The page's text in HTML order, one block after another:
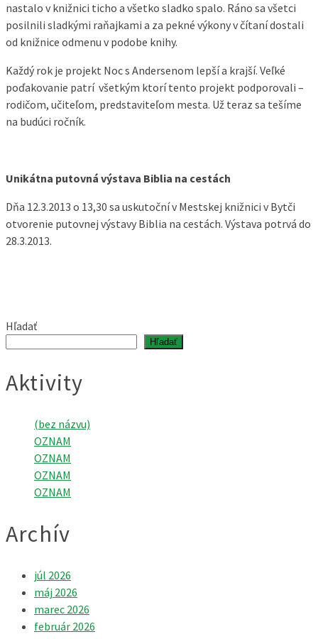
nastalo v knižnici ticho a všetko sladko spalo. Ráno sa všetci
posilnili sladkými raňajkami a za pekné výkony v čítaní dostali
od knižnice odmenu v podobe knihy.
Každý rok je projekt Noc s Andersenom lepší a krajší. Veľké
poďakovanie patrí všetkým ktorí tento projekt podporovali –
rodičom, učiteľom, predstaviteľom mesta. Už teraz sa tešíme
na budúci ročník.
Unikátna putovná výstava Biblia na cestách
Dňa 12.3.2013 o 13,30 sa uskutoční v Mestskej knižnici v Bytči
otvorenie putovnej výstavy Biblia na cestách. Výstava potrvá do
28.3.2013.
Hľadať
Hľadať
Aktivity
(bez názvu)
OZNAM
OZNAM
OZNAM
OZNAM
Archív
júl 2026
máj 2026
marec 2026
február 2026